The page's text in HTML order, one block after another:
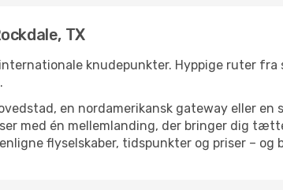
TX
knudepunkter. Hyppige ruter fra
en nordamerikansk gateway eller en
med én mellemlanding, der bringer dig
flyselskaber, tidspunkter og priser – og